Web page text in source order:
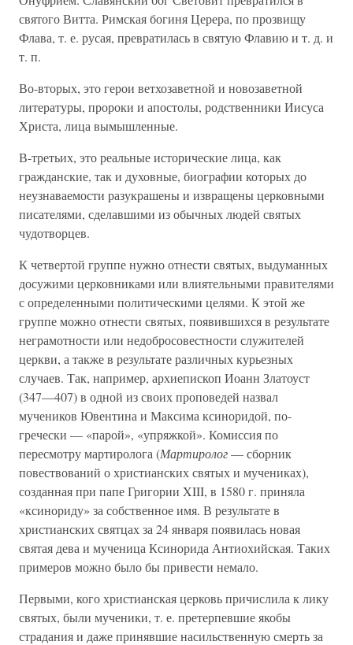
святого Витта. Римская богиня Церера, по прозвищу
Флава, т. е. русая, превратилась в святую Флавию и т. д. и
т. п.
Во-вторых, это герои ветхозаветной и новозаветной
литературы, пророки и апостолы, родственники Иисуса
Христа, лица вымышленные.
В-третьих, это реальные исторические лица, как
гражданские, так и духовные, биографии которых до
неузнаваемости разукрашены и извращены церковными
писателями, сделавшими из обычных людей святых
чудотворцев.
К четвертой группе нужно отнести святых, выдуманных
досужими церковниками или влиятельными правителями
с определенными политическими целями. К этой же
группе можно отнести святых, появившихся в результате
неграмотности или недобросовестности служителей
церкви, а также в результате различных курьезных
случаев. Так, например, архиепископ Иоанн Златоуст
(347—407) в одной из своих проповедей назвал
мучеников Ювентина и Максима ксиноридой, по-
гречески — «парой», «упряжкой». Комиссия по
пересмотру мартиролога (Мартиролог— сборник
повествований о христианских святых и мучениках),
созданная при папе Григории XIII, в 1580 г. приняла
«ксинориду» за собственное имя. В результате в
христианских святцах за 24 января появилась новая
святая дева и мученица Ксинорида Антиохийская. Таких
примеров можно было бы привести немало.
Первыми, кого христианская церковь причислила к лику
святых, были мученики, т. е. претерпевшие якобы
страдания и даже принявшие насильственную смерть за